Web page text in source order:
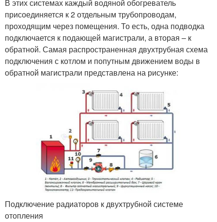
В этих системах каждый водяной обогреватель
присоединяется к 2 отдельным трубопроводам,
проходящим через помещения. То есть, одна подводка
подключается к подающей магистрали, а вторая – к
обратной. Самая распространенная двухтрубная схема
подключения с котлом и попутным движением воды в
обратной магистрали представлена на рисунке:
Подключение радиаторов к двухтрубной системе
отопления